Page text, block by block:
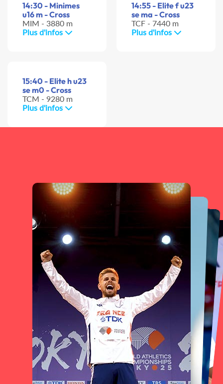
14:30 - Minimes
u16 m - Cross
MIM - 3880 m
Plus d'infos
14:55 - Elite f u23
se ma - Cross
TCF - 7440 m
Plus d'infos
15:40 - Elite h u23
se m0 - Cross
TCM - 9280 m
Plus d'infos